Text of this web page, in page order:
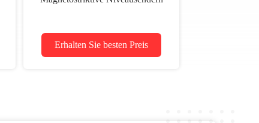
Erhalten Sie besten Preis